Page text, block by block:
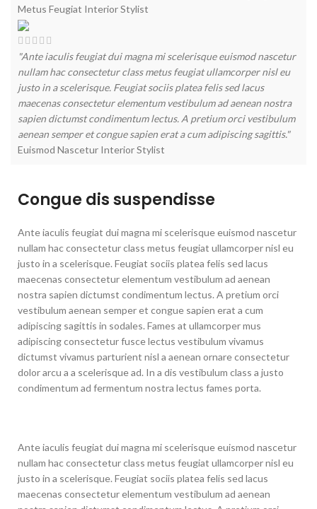
Metus Feugiat Interior Stylist
"Ante iaculis feugiat dui magna mi scelerisque euismod nascetur
nullam hac consectetur class metus feugiat ullamcorper nisl eu
justo in a scelerisque. Feugiat sociis platea felis sed lacus
maecenas consectetur elementum vestibulum ad aenean nostra
sapien dictumst condimentum lectus. A pretium orci vestibulum
aenean semper et congue sapien erat a cum adipiscing sagittis."
Euismod Nascetur Interior Stylist
Congue dis suspendisse
Ante iaculis feugiat dui magna mi scelerisque euismod nascetur
nullam hac consectetur class metus feugiat ullamcorper nisl eu
justo in a scelerisque. Feugiat sociis platea felis sed lacus
maecenas consectetur elementum vestibulum ad aenean
nostra sapien dictumst condimentum lectus. A pretium orci
vestibulum aenean semper et congue sapien erat a cum
adipiscing sagittis in sodales. Fames at ullamcorper mus
adipiscing consectetur fusce lectus vestibulum vivamus
dictumst vivamus parturient nisl a aenean ornare consectetur
dolor arcu a a scelerisque ad. In a dis vestibulum class a justo
condimentum ad fermentum nostra lectus fames porta.
Ante iaculis feugiat dui magna mi scelerisque euismod nascetur
nullam hac consectetur class metus feugiat ullamcorper nisl eu
justo in a scelerisque. Feugiat sociis platea felis sed lacus
maecenas consectetur elementum vestibulum ad aenean